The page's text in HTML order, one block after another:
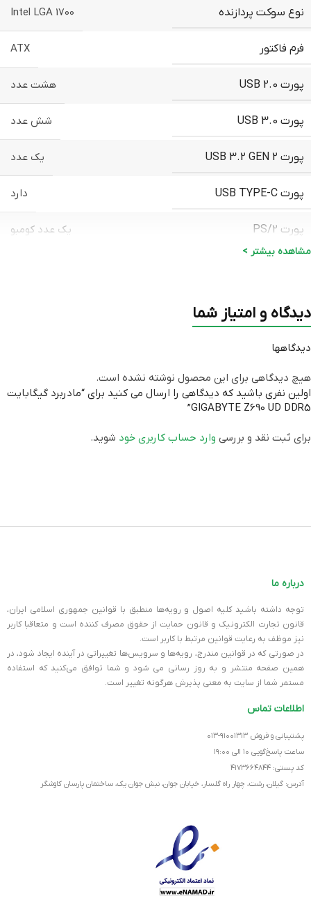
نوع سوکت پردازنده Intel LGA 1700
فرم فاکتور ATX
پورت USB 2.0 هشت عدد
پورت USB 3.0 شش عدد
پورت USB 3.2 GEN 2 یک عدد
پورت USB TYPE-C دارد
پورت PS/2 یک عدد کومبو
نوع حافظه پشتیبانی شده
حداکثر حافظه پشتیبانی شده
تعداد اسلات حافظه
کانکتور SATA 3.0
جک ۳.۵ میلی‌متری صدا سه عدد
HDMI یک عدد
ابعاد
فرکانس حافظه پشتیبانی شده
مشاهده بیشتر >
دیدگاه و امتیاز شما
دیدگاهها
هیچ دیدگاهی برای این محصول نوشته نشده است.
اولین نفری باشید که دیدگاهی را ارسال می کنید برای “مادربرد گیگابایت
GIGABYTE Z690 UD DDR5”
برای ثبت نقد و بررسی وارد حساب کاربری خود شوید.
درباره ما
توجه داشته باشید کلیه اصول و رویه‏‌ها منطبق با قوانین جمهوری اسلامی ایران،
قانون تجارت الکترونیک و قانون حمایت از حقوق مصرف کننده است و متعاقبا کاربر
نیز موظف به رعایت قوانین مرتبط با کاربر است.
در صورتی که در قوانین مندرج، رویه‏‌ها و سرویس‏‌ها تغییراتی در آینده ایجاد شود، در
همین صفحه منتشر و به روز رسانی می شود و شما توافق می‏‌کنید که استفاده
مستمر شما از سایت به معنی پذیرش هرگونه تغییر است.
اطلاعات تماس
پشتیبانی و فروش ۹۱۰۰۱۳۱۳-۰۱۳
ساعت پاسخ‌گویی ۱۰ الی ۱۹:۰۰
کد پستی: ۴۱۷۳۶۶۴۸۴۴
آدرس: گیلان، رشت، چهار راه گلسار، خیابان جوان، نبش جوان یک، ساختمان پارسان کاوشگر